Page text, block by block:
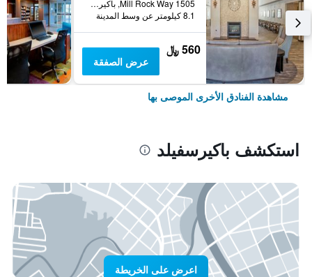
1505 Mill Rock Way, باكيرسفيلد, CA, الولايات المتحدة الأميريكية
8.1 كيلومتر عن وسط المدينة
560 ﷼
عرض الصفقة
مشاهدة الفنادق الأخرى الموصى بها
استكشف باكيرسفيلد
اعرض على الخريطة